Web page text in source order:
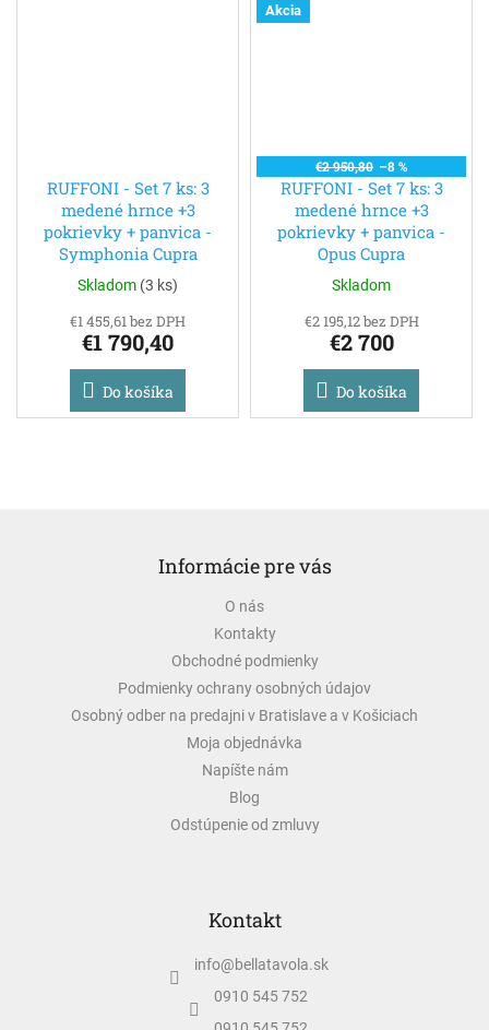
RUFFONI - Set 7 ks: 3
medené hrnce +3
pokrievky + panvica -
Symphonia Cupra
Skladom (3 ks)
€1 455,61 bez DPH
€1 790,40
Do košíka
Akcia
€2 950,80 –8 %
RUFFONI - Set 7 ks: 3
medené hrnce +3
pokrievky + panvica -
Opus Cupra
Skladom
€2 195,12 bez DPH
€2 700
Do košíka
Informácie pre vás
O nás
Kontakty
Obchodné podmienky
Podmienky ochrany osobných údajov
Osobný odber na predajni v Bratislave a v Košiciach
Moja objednávka
Napíšte nám
Blog
Odstúpenie od zmluvy
Kontakt
info@bellatavola.sk
0910 545 752